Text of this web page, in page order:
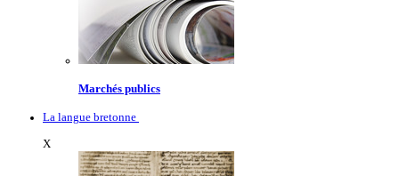
Marchés publics
La langue bretonne
X